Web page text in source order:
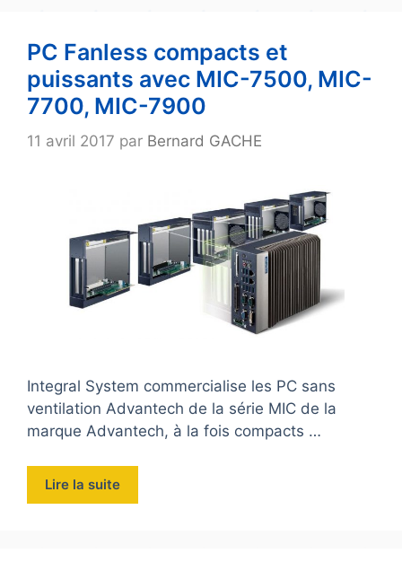
PC Fanless compacts et
puissants avec MIC-7500, MIC-
7700, MIC-7900
11 avril 2017 par Bernard GACHE
Integral System commercialise les PC sans
ventilation Advantech de la série MIC de la
marque Advantech, à la fois compacts …
Lire la suite